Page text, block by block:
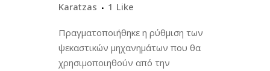
Karatzas
1 Like
Πραγματοποιήθηκε η ρύθμιση των
ψεκαστικών μηχανημάτων που θα
χρησιμοποιηθούν από την